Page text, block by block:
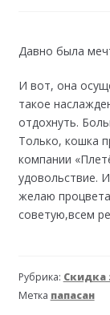
Давно была
И вот, она
такое
отдохнуть.
Только, кошка
компании
удовольствие.
желаю
советую,всем
Рубрика: Скидка
Метка папасан